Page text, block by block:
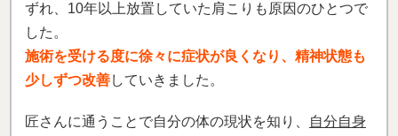
ずれ、10年以上放置していた肩こりも原因のひとつで
した。
施術を受ける度に徐々に症状が良くなり、精神状態も
少しずつ改善していきました。
匠さんに通うことで自分の体の現状を知り、
自分自身